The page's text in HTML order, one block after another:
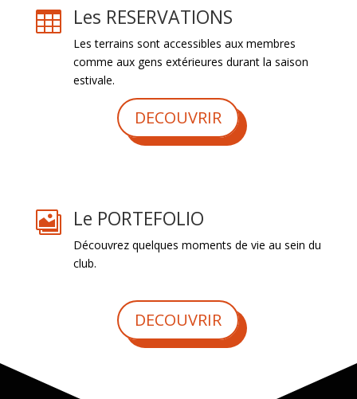
 Les RESERVATIONS
Les terrains sont accessibles aux membres
comme aux gens extérieures durant la saison
estivale.
DECOUVRIR
 Le PORTEFOLIO
Découvrez quelques moments de vie au sein du
club.
DECOUVRIR